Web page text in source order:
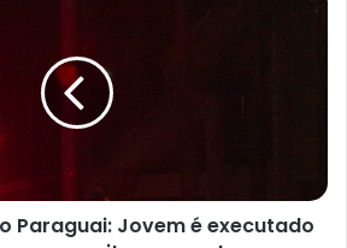
– Reprodução canva
Paraguai: Jovem é executado